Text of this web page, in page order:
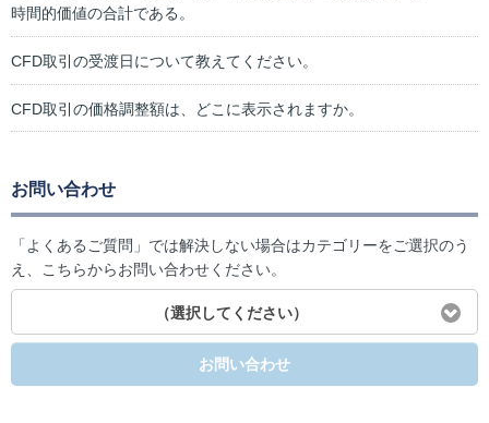
時間的価値の合計である。
CFD取引の受渡日について教えてください。
CFD取引の価格調整額は、どこに表示されますか。
お問い合わせ
「よくあるご質問」では解決しない場合はカテゴリーをご選択のう
え、こちらからお問い合わせください。
（選択してください）
お問い合わせ